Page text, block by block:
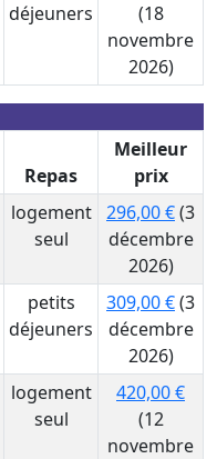
déjeuners
(18
novembre
2026)
Repas
Meilleur
prix
logement
seul
296,00 €(3
décembre
2026)
petits
déjeuners
309,00 €(3
décembre
2026)
logement
seul
420,00 €
(12
novembre